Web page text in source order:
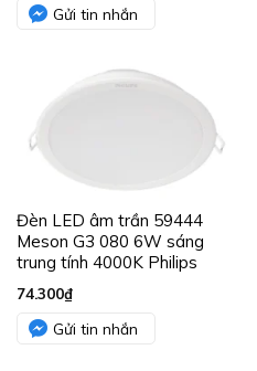
Gửi tin nhắn
Đèn LED âm trần 59444
Meson G3 080 6W sáng
trung tính 4000K Philips
74.300₫
Gửi tin nhắn